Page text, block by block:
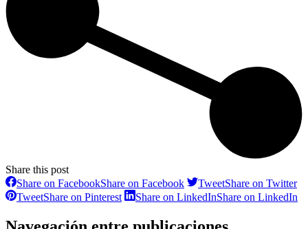
Share this post
Share on FacebookShare on Facebook TweetShare on Twitter
TweetShare on Pinterest Share on LinkedInShare on LinkedIn